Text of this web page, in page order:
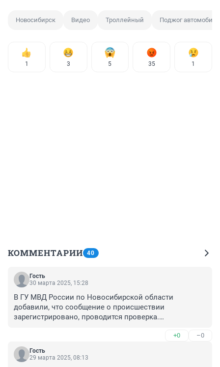
Новосибирск Видео Троллейный Поджог автомобиля
1 3 5 35 1
КОММЕНТАРИИ 40
Гость
30 марта 2025, 15:28
В ГУ МВД России по Новосибирской области
добавили, что сообщение о происшествии
зарегистрировано, проводится проверка.
В милиции занимались оперативно-розыскными
мероприятиями. А полиция проводит проверку
+0 –0
Гость
29 марта 2025, 08:13